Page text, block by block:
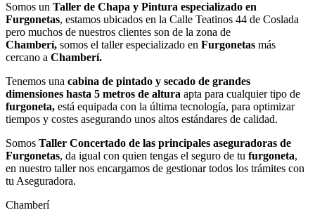
Somos un Taller de Chapa y Pintura especializado en
Furgonetas, estamos ubicados en la Calle Teatinos 44 de Coslada
pero muchos de nuestros clientes son de la zona de
Chamberí, somos el taller especializado en Furgonetas más
cercano a Chamberí.
Tenemos una cabina de pintado y secado de grandes
dimensiones hasta 5 metros de altura apta para cualquier tipo de
furgoneta, está equipada con la última tecnología, para optimizar
tiempos y costes asegurando unos altos estándares de calidad.
Somos Taller Concertado de las principales aseguradoras de
Furgonetas, da igual con quien tengas el seguro de tu furgoneta,
en nuestro taller nos encargamos de gestionar todos los trámites con
tu Aseguradora.
Chamberí